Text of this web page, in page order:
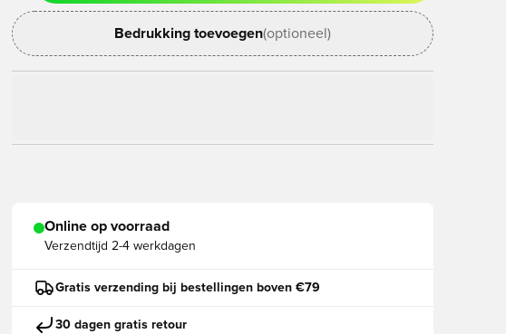
Bedrukking toevoegen(optioneel)
Online op voorraad
Verzendtijd 2-4 werkdagen
Gratis verzending bij bestellingen boven €79
30 dagen gratis retour